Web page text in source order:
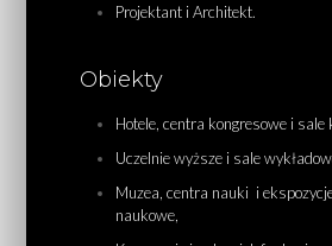
Projektant i Architekt.
Obiekty
Hotele, centra kongresowe i sale
Uczelnie wyższe i sale
Muzea, centra nauki i
naukowe,